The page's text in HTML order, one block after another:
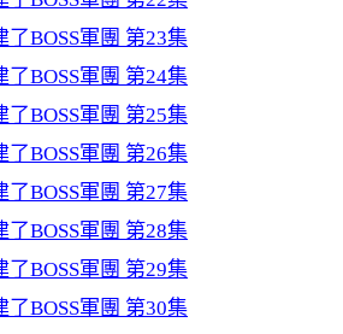
BOSS軍團 第23集
BOSS軍團 第24集
BOSS軍團 第25集
BOSS軍團 第26集
BOSS軍團 第27集
BOSS軍團 第28集
BOSS軍團 第29集
BOSS軍團 第30集